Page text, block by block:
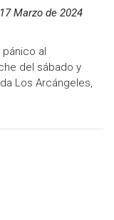
17 Marzo de 2024
al
del sábado y
Los Arcángeles,
casados,
intoxicación.